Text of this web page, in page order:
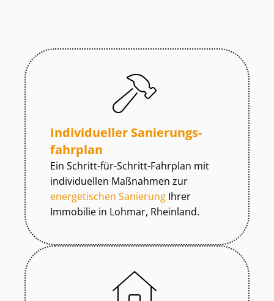
Individueller Sa­nie­rungs­
fahr­plan
Ein Schritt-für-Schritt-Fahrplan mit
individuellen Maßnahmen zur
energetischen Sanierung Ihrer
Immobilie in Lohmar, Rheinland.